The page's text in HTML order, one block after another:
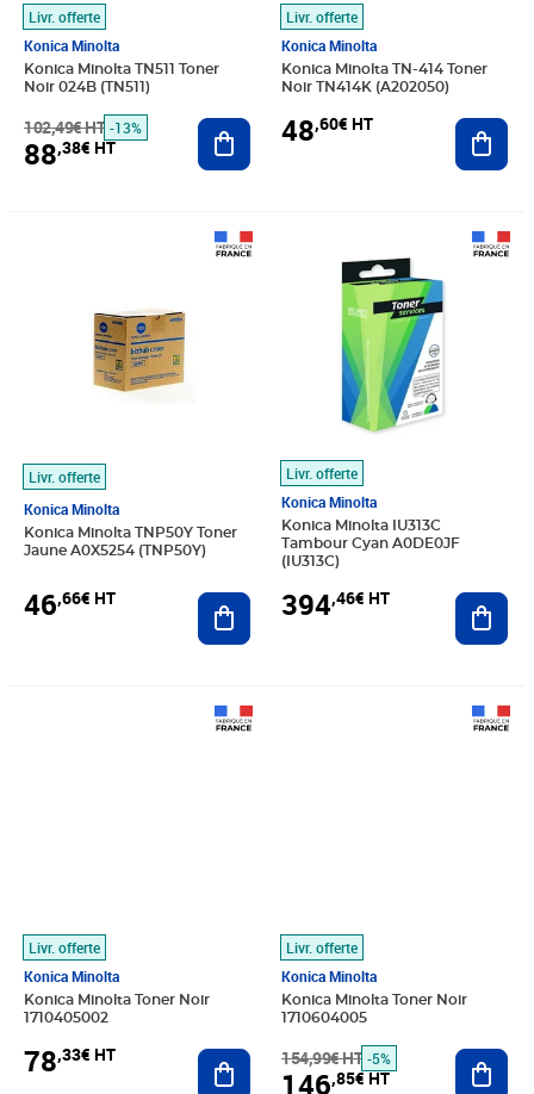
Livr. offerte
Konica Minolta
Konica Minolta TN511 Toner
Noir 024B (TN511)
102,49€ HT -13%
88,38€ HT
Ajouter au panier
Livr. offerte
Konica Minolta
Konica Minolta TN-414 Toner
Noir TN414K (A202050)
48,60€ HT
Livr. offerte
Konica Minolta
Konica Minolta TNP50Y Toner
Jaune A0X5254 (TNP50Y)
46,66€ HT Ajouter au panier
Livr. offerte
Konica Minolta
Konica Minolta IU313C
Tambour Cyan A0DE0JF
(IU313C)
394,46€ HT
Livr. offerte
Konica Minolta
Konica Minolta Toner Noir
1710405002
78,33€ HT Ajouter au panier
Livr. offerte
Konica Minolta
Konica Minolta Toner Noir
1710604005
154,99€ HT -5%
146,85€ HT